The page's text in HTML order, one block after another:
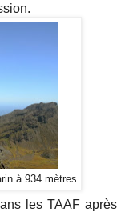
à 934 mètres
les TAAF après